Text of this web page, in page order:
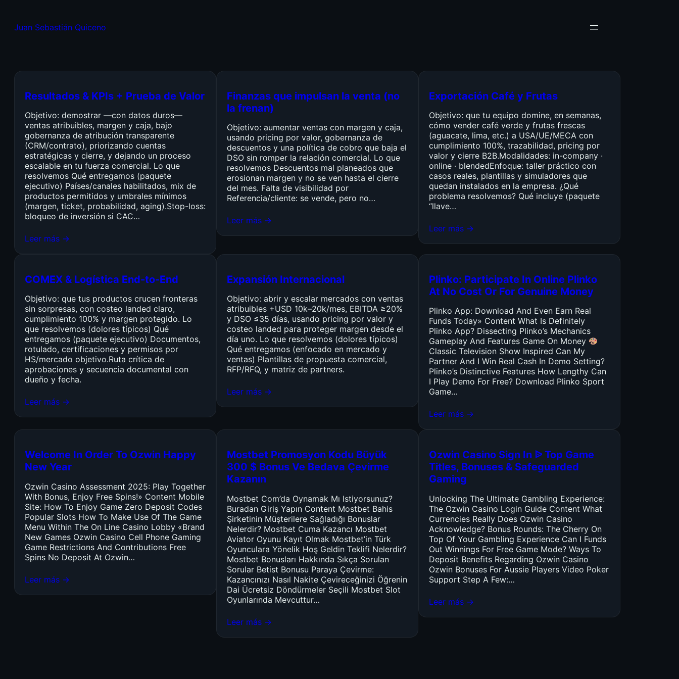
Juan Sebastián Quiceno
Resultados & KPIs + Prueba de Valor
Objetivo: demostrar —con datos duros—
ventas atribuibles, margen y caja, bajo
gobernanza de atribución transparente
(CRM/contrato), priorizando cuentas
estratégicas y cierre, y dejando un proceso
escalable en tu fuerza comercial. Lo que
resolvemos Qué entregamos (paquete
ejecutivo) Países/canales habilitados, mix de
productos permitidos y umbrales mínimos
(margen, ticket, probabilidad, aging).Stop-loss:
bloqueo de inversión si CAC…
Leer más →
Finanzas que impulsan la venta (no
la frenan)
Objetivo: aumentar ventas con margen y caja,
usando pricing por valor, gobernanza de
descuentos y una política de cobro que baja el
DSO sin romper la relación comercial. Lo que
resolvemos Descuentos mal planeados que
erosionan margen y no se ven hasta el cierre
del mes. Falta de visibilidad por
Referencia/cliente: se vende, pero no…
Leer más →
Exportación Café y Frutas
Objetivo: que tu equipo domine, en semanas,
cómo vender café verde y frutas frescas
(aguacate, lima, etc.) a USA/UE/MECA con
cumplimiento 100%, trazabilidad, pricing por
valor y cierre B2B.Modalidades: in-company ·
online · blendedEnfoque: taller práctico con
casos reales, plantillas y simuladores que
quedan instalados en la empresa. ¿Qué
problema resolvemos? Qué incluye (paquete
“llave…
Leer más →
COMEX & Logística End-to-End
Objetivo: que tus productos crucen fronteras
sin sorpresas, con costeo landed claro,
cumplimiento 100% y margen protegido. Lo
que resolvemos (dolores típicos) Qué
entregamos (paquete ejecutivo) Documentos,
rotulado, certificaciones y permisos por
HS/mercado objetivo.Ruta crítica de
aprobaciones y secuencia documental con
dueño y fecha.
Leer más →
Expansión Internacional
Objetivo: abrir y escalar mercados con ventas
atribuibles +USD 10k–20k/mes, EBITDA ≥20%
y DSO ≤35 días, usando pricing por valor y
costeo landed para proteger margen desde el
día uno. Lo que resolvemos (dolores típicos)
Qué entregamos (enfocado en mercado y
ventas) Plantillas de propuesta comercial,
RFP/RFQ, y matriz de partners.
Leer más →
Plinko: Participate In Online Plinko
At No Cost Or For Genuine Money
Plinko App: Download And Even Earn Real
Funds Today» Content What Is Definitely
Plinko App? Dissecting Plinko’s Mechanics
Gameplay And Features Game On Money
Classic Television Show Inspired Can My
Partner And I Win Real Cash In Demo Setting?
Plinko’s Distinctive Features How Lengthy Can
I Play Demo For Free? Download Plinko Sport
Game…
Leer más →
Welcome In Order To Ozwin Happy
New Year
Ozwin Casino Assessment 2025: Play Together
With Bonus, Enjoy Free Spins!» Content Mobile
Site: How To Enjoy Game Zero Deposit Codes
Popular Slots How To Make Use Of The Game
Menu Within The On Line Casino Lobby «Brand
New Games Ozwin Casino Cell Phone Gaming
Game Restrictions And Contributions Free
Spins No Deposit At Ozwin…
Leer más →
Mostbet Promosyon Kodu Büyük
300 $ Bonus Ve Bedava Çevirme
Kazanın
Mostbet Com’da Oynamak Mı Istiyorsunuz?
Buradan Giriş Yapın Content Mostbet Bahis
Şirketinin Müşterilere Sağladığı Bonuslar
Nelerdir? Mostbet Cuma Kazancı Mostbet
Aviator Oyunu Kayıt Olmak Mostbet’in Türk
Oyunculara Yönelik Hoş Geldin Teklifi Nelerdir?
Mostbet Bonusları Hakkında Sıkça Sorulan
Sorular Betist Bonusu Paraya Çevirme:
Kazancınızı Nasıl Nakite Çevireceğinizi Öğrenin
Dai Ücretsiz Döndürmeler Seçili Mostbet Slot
Oyunlarında Mevcuttur…
Leer más →
Ozwin Casino Sign In ᐉ Top Game
Titles, Bonuses & Safeguarded
Gaming
Unlocking The Ultimate Gambling Experience:
The Ozwin Casino Login Guide Content What
Currencies Really Does Ozwin Casino
Acknowledge? Bonus Rounds: The Cherry On
Top Of Your Gambling Experience Can I Funds
Out Winnings For Free Game Mode? Ways To
Deposit Benefits Regarding Ozwin Casino
Ozwin Bonuses For Aussie Players Video Poker
Support Step A Few:…
Leer más →